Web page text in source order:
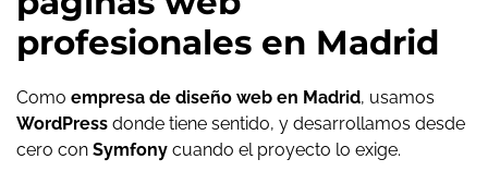
profesionales en Madrid
Como empresa de diseño web en Madrid, usamos
WordPress donde tiene sentido, y desarrollamos desde
cero con Symfony cuando el proyecto lo exige.